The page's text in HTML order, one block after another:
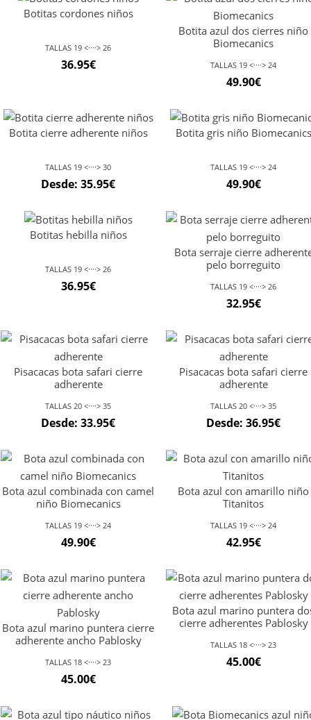
Botitas cordones niños
TALLAS 19 <····> 26
36.95€
Botita azul dos cierres niño
Biomecanics
TALLAS 19 <····> 24
49.90€
Botita cierre adherente niños
TALLAS 19 <····> 30
Desde: 35.95€
Botita gris niño Biomecanics
TALLAS 19 <····> 24
49.90€
Botitas hebilla niños
TALLAS 19 <····> 26
36.95€
Bota serraje cierre
pelo borreguito
TALLAS 19 <····> 26
32.95€
Pisacacas bota safari cierre
adherente
TALLAS 20 <····> 35
Desde: 33.95€
Pisacacas bota safari cierre
adherente
TALLAS 20 <····> 35
Desde:36.95€
Bota azul combinada con camel
niño Biomecanics
TALLAS 19 <····> 24
49.90€
Bota azul con amarillo niño
Titanitos
TALLAS 19 <····> 24
42.95€
Bota azul marino puntera cierre
adherente ancho Pablosky
TALLAS 18 <····> 23
45.00€
Bota azul marino puntera
cierre adherentes Pablosky
TALLAS 18 <····> 23
45.00€